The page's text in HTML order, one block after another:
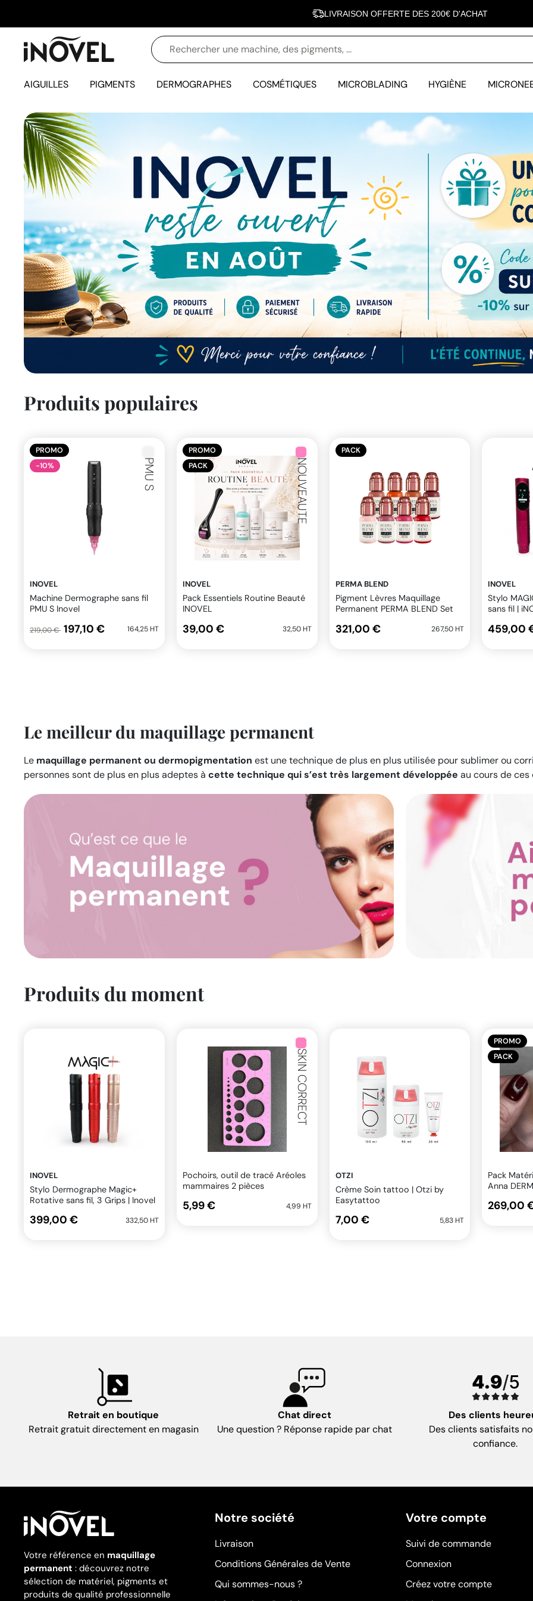
LIVRAISON OFFERTE DES 200€ D'ACHAT
AIGUILLES PIGMENTS DERMOGRAPHES COSMÉTIQUES MICROBLADING HYGIÈNE
Produits populaires
PROMO
-10%
PMU S
INOVEL
Machine Dermographe sans fil
PMU S Inovel
219,00 € 197,10 € 164,25 HT
PROMO
PACK
NOUVEAUTE
INOVEL
Pack Essentiels Routine Beauté
INOVEL
39,00 € 32,50 HT
PACK
PERMA BLEND
Pigment Lèvres Maquillage
Permanent PERMA BLEND Set
321,00 € 267,50 HT
INOVEL
Stylo
sans fil |
459,00
Le meilleur du maquillage permanent
Le maquillage permanent ou dermopigmentation est une technique de plus en plus utilisée pour sublimer ou
personnes sont de plus en plus adeptes à cette technique qui s’est très largement développée au cours de ces
Produits du moment
INOVEL
Stylo Dermographe Magic+
Rotative sans fil, 3 Grips | Inovel
399,00 € 332,50 HT
SKIN CORRECT
Pochoirs, outil de tracé Aréoles
mammaires 2 pièces
5,99 € 4,99 HT
OTZI
Crème Soin tattoo | Otzi by
Easytattoo
7,00 € 5,83 HT
PROMO
PACK
Pack
Anna
269,00
Retrait en boutique
Retrait gratuit directement en magasin
Chat direct
Une question ? Réponse rapide par chat
Des clients
Des clients satisfaits
confiance.
Votre référence en maquillage
permanent : découvrez notre
sélection de matériel, pigments et
produits de qualité professionnelle
Notre société
Livraison
Conditions Générales de Vente
Qui sommes-nous ?
Votre compte
Suivi de commande
Connexion
Créez votre compte